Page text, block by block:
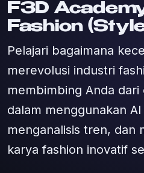
F3D
Fashion
Pelajari bagaimana
merevolusi industri
membimbing Anda
dalam menggunakan
menganalisis tren, dan
karya fashion inovatif